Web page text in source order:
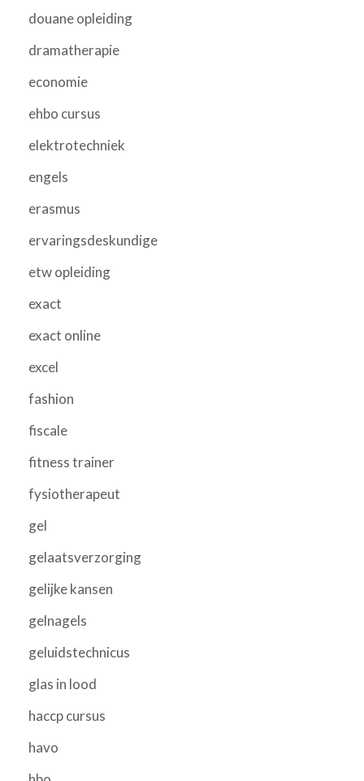
douane opleiding
dramatherapie
economie
ehbo cursus
elektrotechniek
engels
erasmus
ervaringsdeskundige
etw opleiding
exact
exact online
excel
fashion
fiscale
fitness trainer
fysiotherapeut
gel
gelaatsverzorging
gelijke kansen
gelnagels
geluidstechnicus
glas in lood
haccp cursus
havo